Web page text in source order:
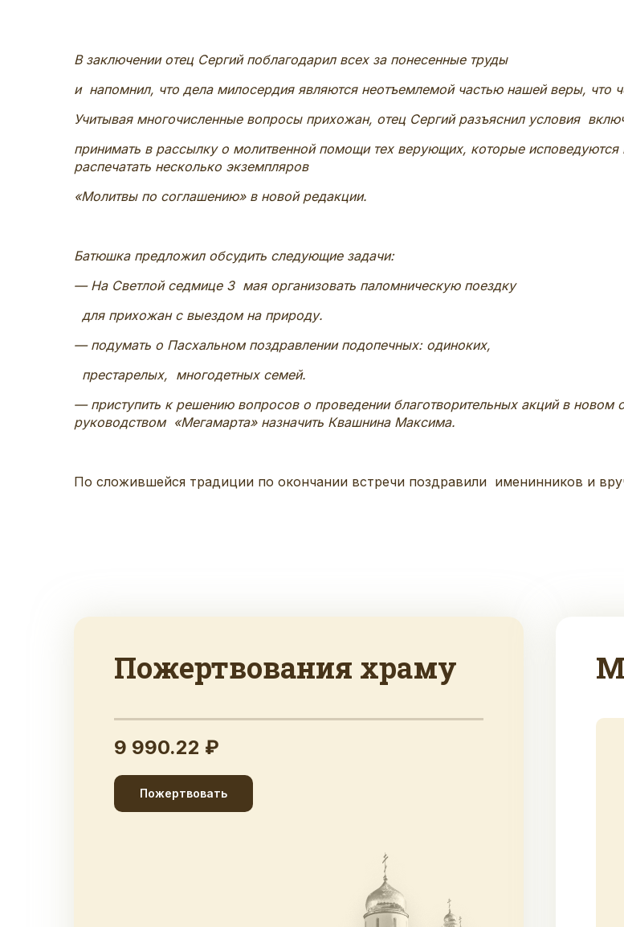
В заключении отец Сергий поблагодарил всех за понесенные труды
и напомнил, что дела милосердия являются неотъемлемой частью нашей веры,
Учитывая многочисленные вопросы прихожан, отец Сергий разъяснил условия
принимать в рассылку о молитвенной помощи тех верующих, которые
распечатать несколько экземпляров
«Молитвы по соглашению» в новой редакции.
Батюшка предложил обсудить следующие задачи:
— На Светлой седмице 3 мая организовать паломническую поездку
для прихожан с выездом на природу.
— подумать о Пасхальном поздравлении подопечных: одиноких,
престарелых, многодетных семей.
— приступить к решению вопросов о проведении благотворительных акций в новом
руководством «Мегамарта» назначить Квашнина Максима.
По сложившейся традиции по окончании встречи поздравили именинников и
Пожертвования храму
9 990.22 ₽
Пожертвовать